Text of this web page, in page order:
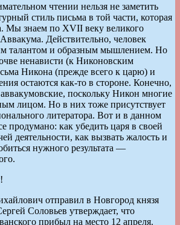
чтении нельзя не заметить
стиль письма в той части, которая
Мы знаем по ХVII веку великого
Действительно, человек
талантом и образным мышлением. Но
ненависти (к Никоновским
Никона (прежде всего к царю) и
остаются как-то в стороне. Конечно,
поскольку Никон многие
лицом. Но в них тоже присутствует
литератора. Вот и в данном
продумано: как убедить царя в своей
деятельности, как вызвать жалость и
нужного результата —
отправил в Новгород князя
Соловьев утверждает, что
прибыл на место 12 апреля.